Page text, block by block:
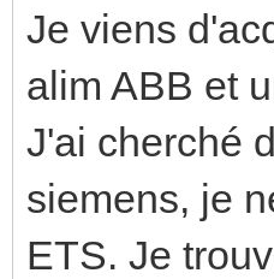
Je viens
alim ABB et
J'ai cherché
siemens, je
ETS. Je